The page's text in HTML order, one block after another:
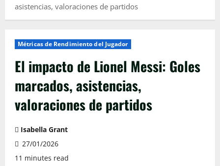
asistencias, valoraciones de partidos
Métricas de Rendimiento del Jugador
El impacto de Lionel Messi: Goles
marcados, asistencias,
valoraciones de partidos
Isabella Grant
27/01/2026
11 minutes read